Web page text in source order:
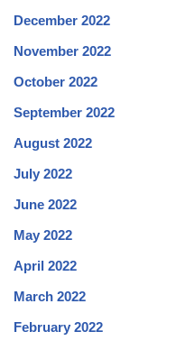
December 2022
November 2022
October 2022
September 2022
August 2022
July 2022
June 2022
May 2022
April 2022
March 2022
February 2022